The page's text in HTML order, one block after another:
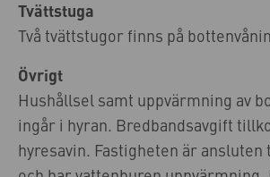
Tvättstuga
Två tvättstugor finns på
Övrigt
Hushållsel samt uppvärmning av
ingår i hyran. Bredbandsavgift
hyresavin. Fastigheten är